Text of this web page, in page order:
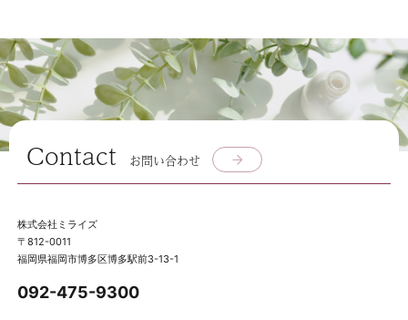
Contact お問い合わせ
株式会社ミライズ
〒812-0011
福岡県福岡市博多区博多駅前3-13-1
092-475-9300